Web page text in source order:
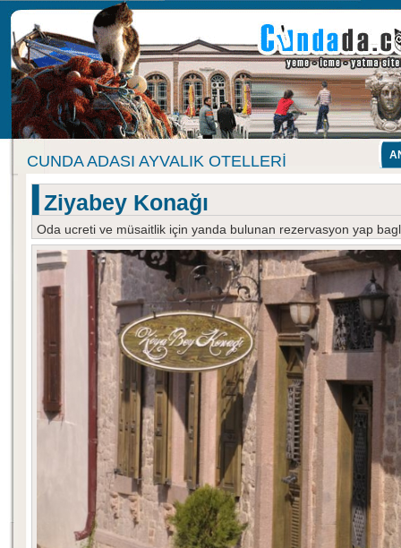
CUNDA ADASI AYVALIK OTELLERI
Ziyabey Konağı
Oda ucreti ve müsaitlik için yanda bulunan rezervasyon yap